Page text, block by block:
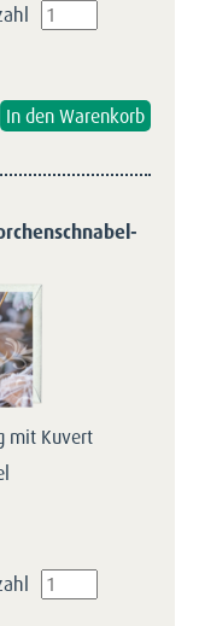
mit Kuvert